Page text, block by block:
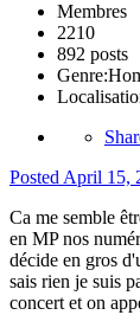
Membres
2210
892 posts
Genre:
Posted April 15,
Ca me semble
en MP nos
décide en gros
sais rien je suis
concert et on